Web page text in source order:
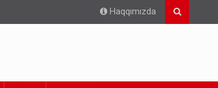
Haqqımızda